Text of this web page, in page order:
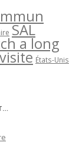
SAL
a long
visite États-Unis